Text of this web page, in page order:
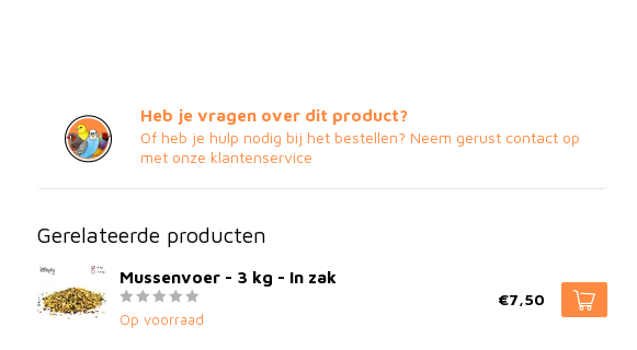
Heb je vragen over dit product?
Of heb je hulp nodig bij het bestellen? Neem gerust contact op
met onze klantenservice
Gerelateerde producten
Mussenvoer - 3 kg - In zak
Op voorraad
€7,50